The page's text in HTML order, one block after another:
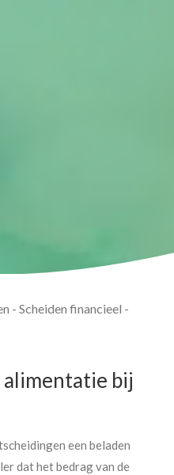
- Scheiden financieel -
alimentatie bij
een beladen
dat het bedrag van de